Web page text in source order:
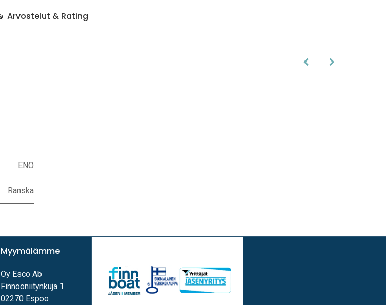
Arvostelut & Rating
ENO
Ranska
Myymälämme
Oy Esco Ab
Finnooniitynkuja 1
02270 Espoo